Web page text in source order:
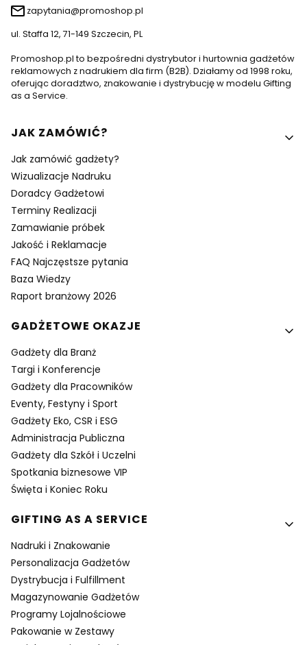
zapytania@promoshop.pl
ul. Staffa 12, 71-149 Szczecin, PL
Promoshop.pl to bezpośredni dystrybutor i hurtownia gadżetów
reklamowych z nadrukiem dla firm (B2B). Działamy od 1998 roku,
oferując doradztwo, znakowanie i dystrybucję w modelu Gifting
as a Service.
Linki w stopce
JAK ZAMÓWIĆ?
Jak zamówić gadżety?
Wizualizacje Nadruku
Doradcy Gadżetowi
Terminy Realizacji
Zamawianie próbek
Jakość i Reklamacje
FAQ Najczęstsze pytania
Baza Wiedzy
Raport branżowy 2026
GADŻETOWE OKAZJE
Gadżety dla Branż
Targi i Konferencje
Gadżety dla Pracowników
Eventy, Festyny i Sport
Gadżety Eko, CSR i ESG
Administracja Publiczna
Gadżety dla Szkół i Uczelni
Spotkania biznesowe VIP
Święta i Koniec Roku
GIFTING AS A SERVICE
Nadruki i Znakowanie
Personalizacja Gadżetów
Dystrybucja i Fulfillment
Magazynowanie Gadżetów
Programy Lojalnościowe
Pakowanie w Zestawy